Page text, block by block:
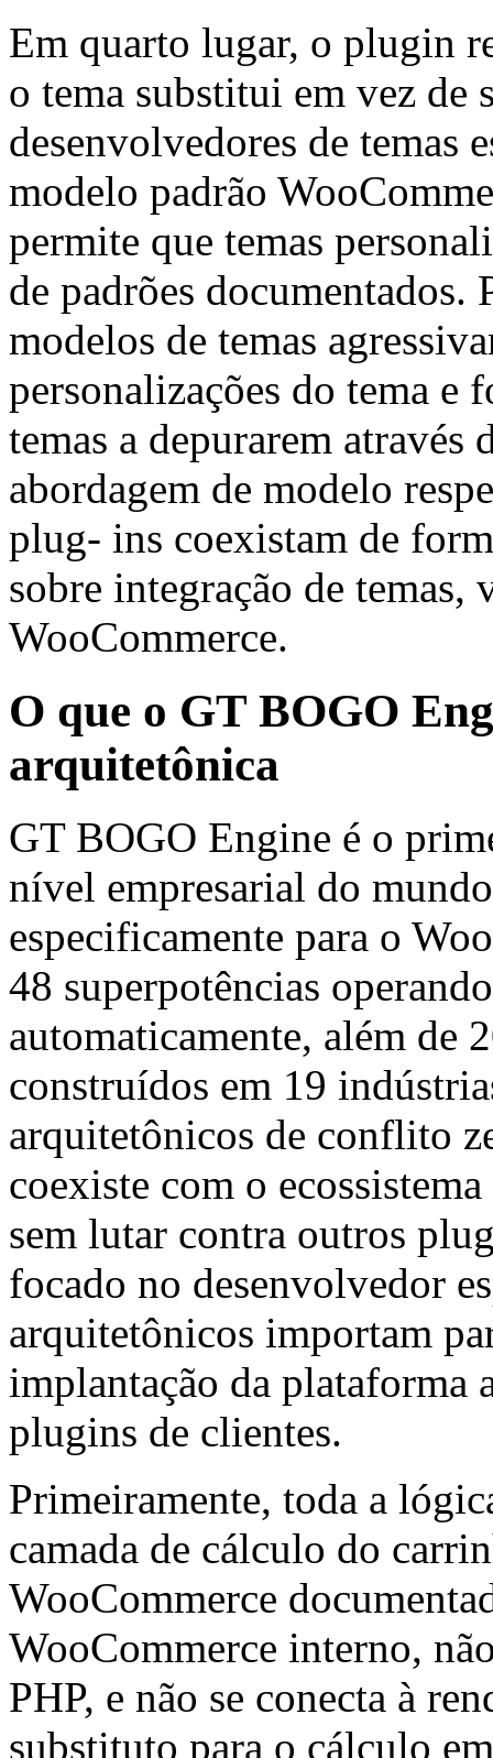
Em quarto lugar, o plugin
o tema substitui em vez de
desenvolvedores de temas
modelo padrão
permite que temas
de padrões
modelos de temas
personalizações do tema e
temas a depurarem
abordagem de modelo
plug- ins coexistam de
sobre integração de
WooCommerce.
O que o GT BOGO
arquitetônica
GT BOGO Engine é o
nível empresarial do
especificamente para o
48 superpotências
automaticamente, além de
construídos em 19
arquitetônicos de conflito
coexiste com o
sem lutar contra outros
focado no desenvolvedor
arquitetônicos importam
implantação da plataforma
plugins de clientes.
Primeiramente, toda a
camada de cálculo do
WooCommerce
WooCommerce interno,
PHP, e não se conecta à
substituto para o cálculo